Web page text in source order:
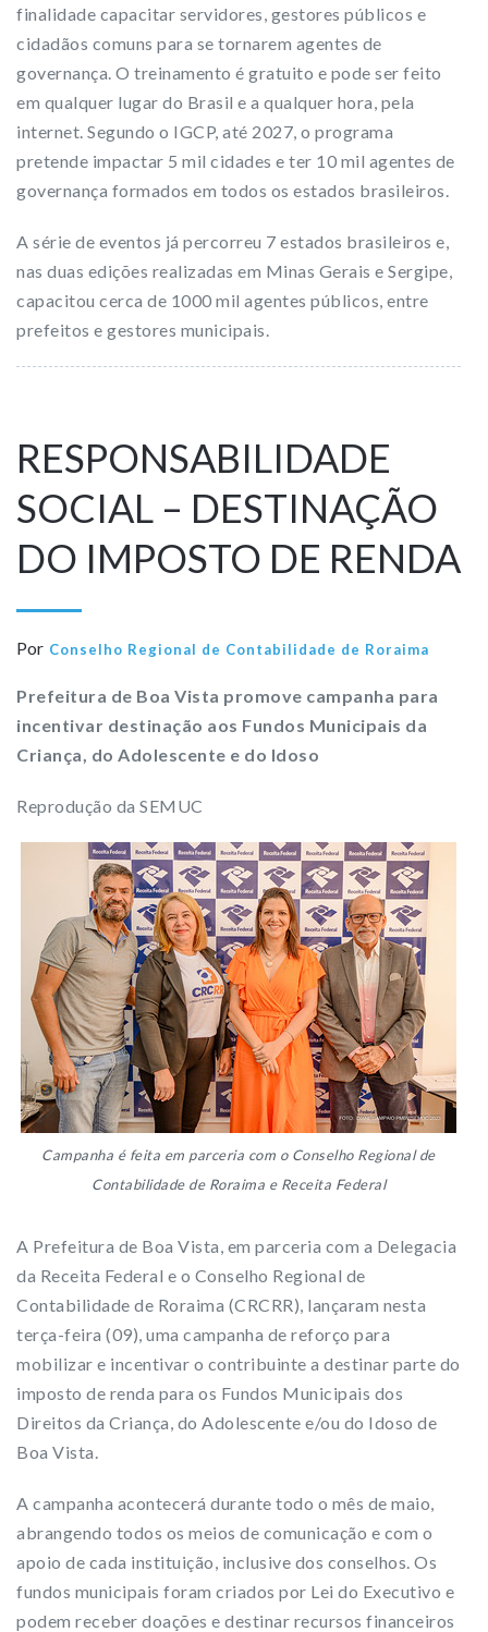
finalidade capacitar servidores, gestores públicos e
cidadãos comuns para se tornarem agentes de
governança. O treinamento é gratuito e pode ser feito
em qualquer lugar do Brasil e a qualquer hora, pela
internet. Segundo o IGCP, até 2027, o programa
pretende impactar 5 mil cidades e ter 10 mil agentes de
governança formados em todos os estados brasileiros.
A série de eventos já percorreu 7 estados brasileiros e,
nas duas edições realizadas em Minas Gerais e Sergipe,
capacitou cerca de 1000 mil agentes públicos, entre
prefeitos e gestores municipais.
RESPONSABILIDADE
SOCIAL – DESTINAÇÃO
DO IMPOSTO DE RENDA
Por Conselho Regional de Contabilidade de Roraima
Prefeitura de Boa Vista promove campanha para
incentivar destinação aos Fundos Municipais da
Criança, do Adolescente e do Idoso
Reprodução da SEMUC
Campanha é feita em parceria com o Conselho Regional de
Contabilidade de Roraima e Receita Federal
A Prefeitura de Boa Vista, em parceria com a Delegacia
da Receita Federal e o Conselho Regional de
Contabilidade de Roraima (CRCRR), lançaram nesta
terça-feira (09), uma campanha de reforço para
mobilizar e incentivar o contribuinte a destinar parte do
imposto de renda para os Fundos Municipais dos
Direitos da Criança, do Adolescente e/ou do Idoso de
Boa Vista.
A campanha acontecerá durante todo o mês de maio,
abrangendo todos os meios de comunicação e com o
apoio de cada instituição, inclusive dos conselhos. Os
fundos municipais foram criados por Lei do Executivo e
podem receber doações e destinar recursos financeiros